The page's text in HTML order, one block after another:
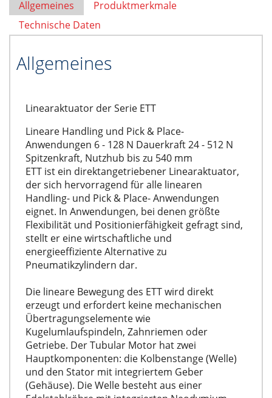
Allgemeines
Produktmerkmale
Technische Daten
Allgemeines
Linearaktuator der Serie ETT
Lineare Handling und Pick & Place-
Anwendungen 6 - 128 N Dauerkraft 24 - 512 N
Spitzenkraft, Nutzhub bis zu 540 mm
ETT ist ein direktangetriebener Linearaktuator,
der sich hervorragend für alle linearen
Handling- und Pick & Place- Anwendungen
eignet. In Anwendungen, bei denen größte
Flexibilität und Positionierfähigkeit gefragt sind,
stellt er eine wirtschaftliche und
energieeffiziente Alternative zu
Pneumatikzylindern dar.
Die lineare Bewegung des ETT wird direkt
erzeugt und erfordert keine mechanischen
Übertragungselemente wie
Kugelumlaufspindeln, Zahnriemen oder
Getriebe. Der Tubular Motor hat zwei
Hauptkomponenten: die Kolbenstange (Welle)
und den Stator mit integriertem Geber
(Gehäuse). Die Welle besteht aus einer